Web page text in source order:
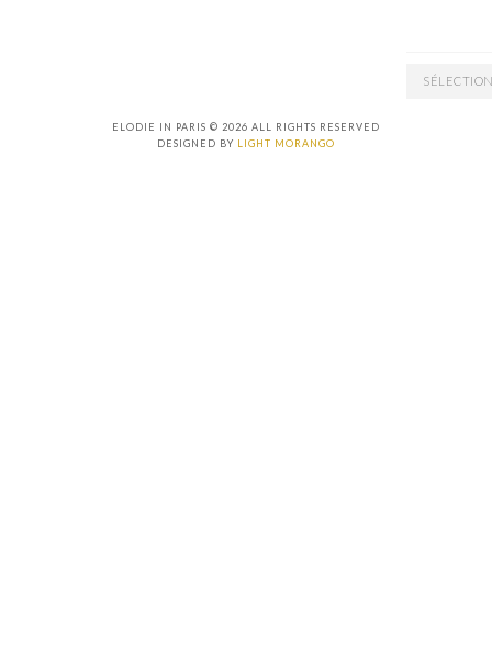
ARCHIVES
ELODIE IN PARIS © 2026 ALL RIGHTS RESERVED
DESIGNED BY LIGHT MORANGO